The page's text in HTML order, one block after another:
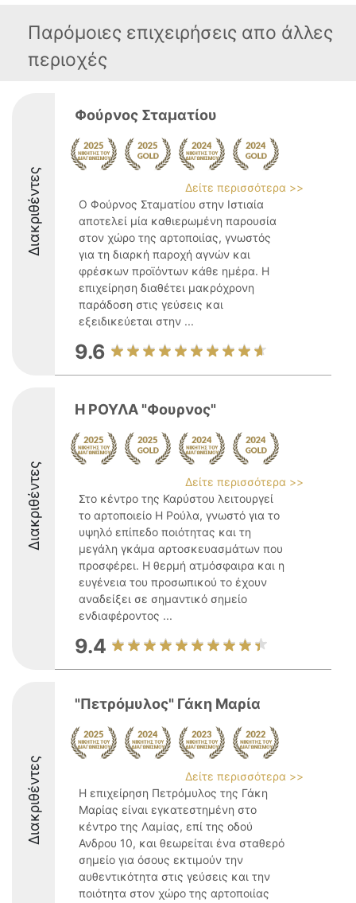
Παρόμοιες επιχειρήσεις απο άλλες
περιοχές
Διακριθέντες
Φούρνος Σταματίου
Δείτε περισσότερα >>
Ο Φούρνος Σταματίου στην Ιστιαία
αποτελεί μία καθιερωμένη παρουσία
στον χώρο της αρτοποιίας, γνωστός
για τη διαρκή παροχή αγνών και
φρέσκων προϊόντων κάθε ημέρα. Η
επιχείρηση διαθέτει μακρόχρονη
παράδοση στις γεύσεις και
εξειδικεύεται στην ...
9.6
Διακριθέντες
Η ΡΟΥΛΑ "Φουρνος"
Δείτε περισσότερα >>
Στο κέντρο της Καρύστου λειτουργεί
το αρτοποιείο Η Ρούλα, γνωστό για το
υψηλό επίπεδο ποιότητας και τη
μεγάλη γκάμα αρτοσκευασμάτων που
προσφέρει. Η θερμή ατμόσφαιρα και η
ευγένεια του προσωπικού το έχουν
αναδείξει σε σημαντικό σημείο
ενδιαφέροντος ...
9.4
Διακριθέντες
"Πετρόμυλος" Γάκη Μαρία
Δείτε περισσότερα >>
Η επιχείρηση Πετρόμυλος της Γάκη
Μαρίας είναι εγκατεστημένη στο
κέντρο της Λαμίας, επί της οδού
Ανδρου 10, και θεωρείται ένα σταθερό
σημείο για όσους εκτιμούν την
αυθεντικότητα στις γεύσεις και την
ποιότητα στον χώρο της αρτοποιίας